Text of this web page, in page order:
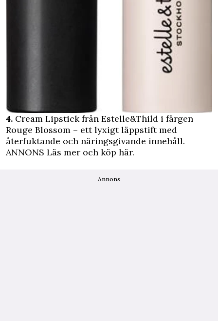
4. Cream Lipstick från Estelle&Thild i färgen
Rouge Blossom – ett lyxigt läppstift med
återfuktande och näringsgivande innehåll.
ANNONS Läs mer och köp här.
Annons